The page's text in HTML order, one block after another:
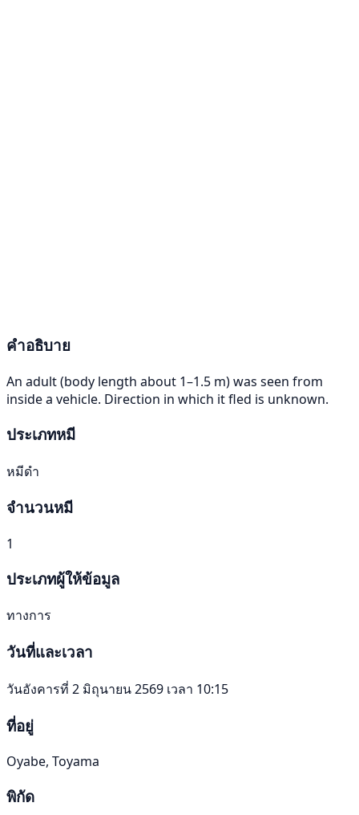
คำอธิบาย
An adult (body length about 1–1.5 m) was seen from
inside a vehicle. Direction in which it fled is unknown.
ประเภทหมี
หมีดำ
จำนวนหมี
1
ประเภทผู้ให้ข้อมูล
ทางการ
วันที่และเวลา
วันอังคารที่ 2 มิถุนายน 2569 เวลา 10:15
ที่อยู่
Oyabe, Toyama
พิกัด